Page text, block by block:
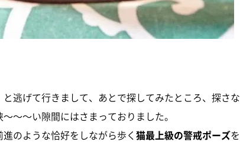
と逃げて行きまして、あとで探してみたところ、探さな
～～い隙間にはさまっておりました。
のような恰好をしながら歩く 猫最上級の警戒ポーズを